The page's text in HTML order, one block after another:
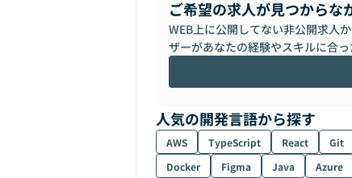
ご希望の求人が見つからな
WEB上に公開してない非公開求人
ザーがあなたの経験やスキルに合
人気の開発言語から探す
AWS TypeScript React Git
Docker
Figma Java Azure